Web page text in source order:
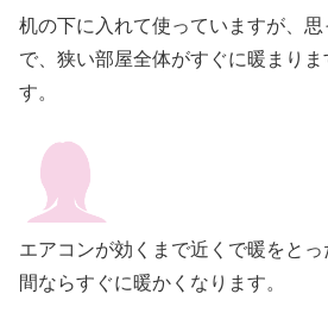
机の下に入れて使っていますが、
で、狭い部屋全体がすぐに暖まり
す。
エアコンが効くまで近くで暖をと
間ならすぐに暖かくなります。